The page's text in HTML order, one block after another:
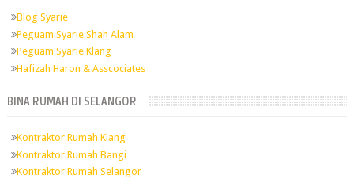
Blog Syarie
Peguam Syarie Shah Alam
Peguam Syarie Klang
Hafizah Haron & Asscociates
BINA RUMAH DI SELANGOR
Kontraktor Rumah Klang
Kontraktor Rumah Bangi
Kontraktor Rumah Selangor